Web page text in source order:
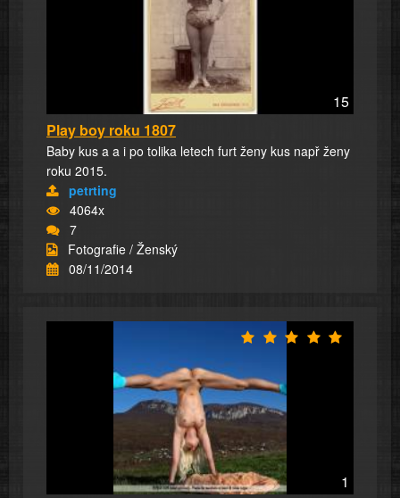
15
Play boy roku 1807
Baby kus a a i po tolika letech furt ženy kus např ženy
roku 2015.
petrting
4064x
7
Fotografie / Ženský
08/11/2014
1